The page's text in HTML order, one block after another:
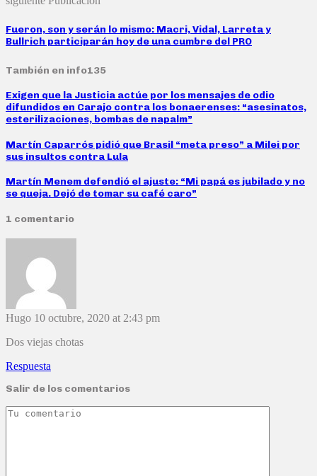
Fueron, son y serán lo mismo: Macri, Vidal, Larreta y
Bullrich participarán hoy de una cumbre del PRO
También en info135
Exigen que la Justicia actúe por los mensajes de odio
difundidos en Carajo contra los bonaerenses: “asesinatos,
esterilizaciones, bombas de napalm”
Martín Caparrós pidió que Brasil “meta preso” a Milei por
sus insultos contra Lula
Martín Menem defendió el ajuste: “Mi papá es jubilado y no
se queja. Dejó de tomar su café caro”
1 comentario
Hugo 10 octubre, 2020 at 2:43 pm
Dos viejas chotas
Respuesta
Salir de los comentarios